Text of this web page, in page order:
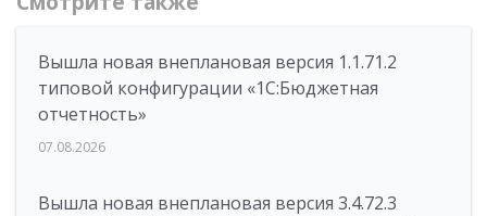
Вышла новая внеплановая версия 1.1.71.2
типовой конфигурации «1C:Бюджетная
отчетность»
07.08.2026
Вышла новая внеплановая версия 3.4.72.3